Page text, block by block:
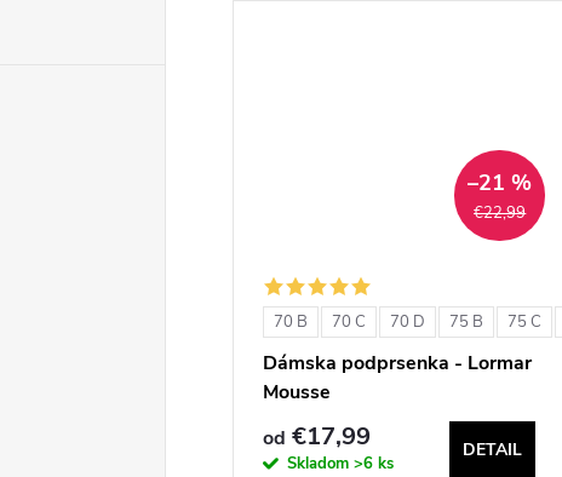
€22,99
–21 %
70 B 70 C 70 D 75 B 75 C
Dámska podprsenka - Lormar
Mousse
od €17,99
Skladom >6 ks
DETAIL